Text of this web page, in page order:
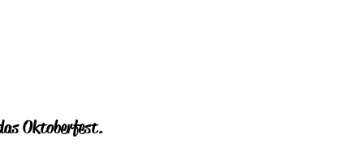
Oktoberfest.